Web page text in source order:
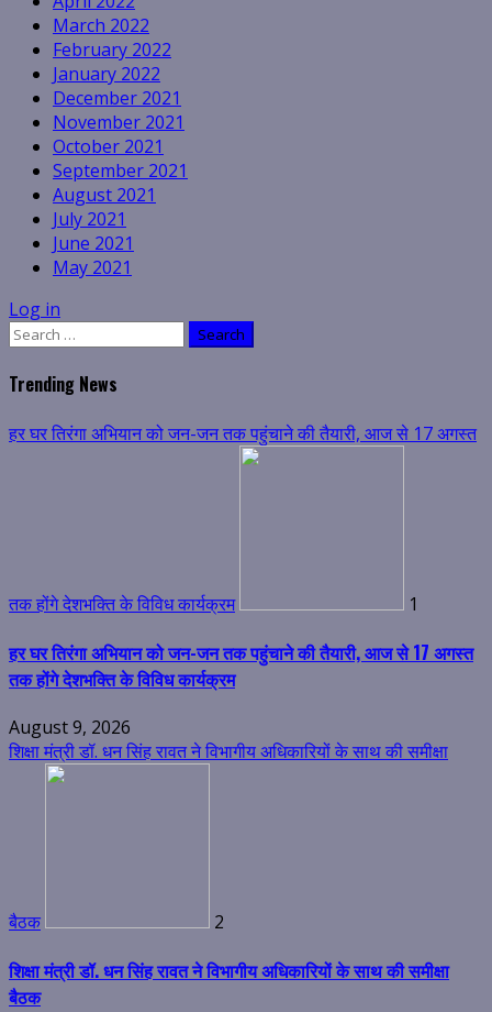
March 2022
February 2022
January 2022
December 2021
November 2021
October 2021
September 2021
August 2021
July 2021
June 2021
May 2021
Log in
Search
Trending News
हर घर तिरंगा अभियान को जन-जन तक पहुंचाने की तैयारी, आज से 17 अगस्त
तक होंगे देशभक्ति के विविध कार्यक्रम 1
हर घर तिरंगा अभियान को जन-जन तक पहुंचाने की तैयारी, आज से 17 अगस्त
तक होंगे देशभक्ति के विविध कार्यक्रम
August 9, 2026
शिक्षा मंत्री डॉ. धन सिंह रावत ने विभागीय अधिकारियों के साथ की समीक्षा
बैठक 2
शिक्षा मंत्री डॉ. धन सिंह रावत ने विभागीय अधिकारियों के साथ की समीक्षा
बैठक